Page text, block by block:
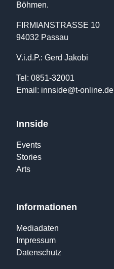
Böhmen.
FIRMIANSTRASSE 10
94032 Passau
V.i.d.P.: Gerd Jakobi
Tel: 0851-32001
Email: innside@t-online.de
Innside
Events
Stories
Arts
Informationen
Mediadaten
Impressum
Datenschutz